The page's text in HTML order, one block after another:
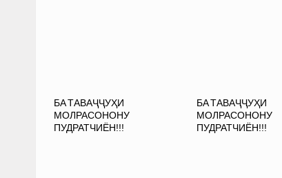
БА ТАВАҶҶУҲИ
МОЛРАСОНОНУ
ПУДРАТЧИЁН!!!
БА ТАВАҶҶУҲИ
МОЛРАСОНОНУ
ПУДРАТЧИЁН!!!